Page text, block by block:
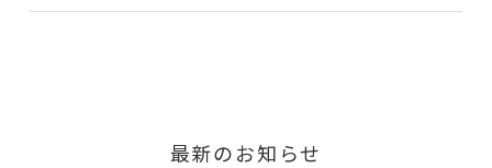
最新のお知らせ